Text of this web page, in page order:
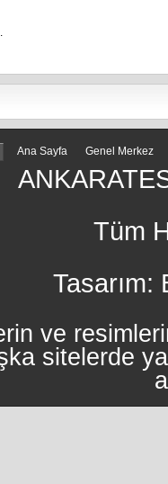
Ana Sayfa Genel Merkez
Tüm
Tasarım:
ve
sitelerde